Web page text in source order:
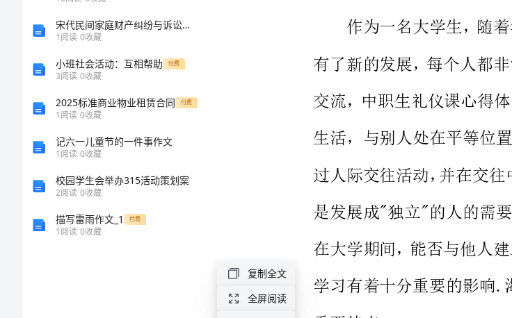
宋代民间家庭财产纠纷与诉讼研究的开题报告
1阅读 0收藏
小班社会活动：互相帮助 付费
3阅读 0收藏
2025标准商业物业租赁合同 付费
1阅读 0收藏
记六一儿童节的一件事作文
1阅读 0收藏
校园学生会举办315活动策划案
2阅读 0收藏
描写雷雨作文_1 付费
1阅读 0收藏
复制全文
全屏阅读